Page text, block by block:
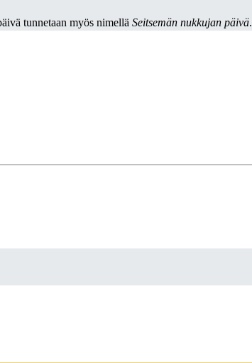
tunnetaan myös nimellä Seitsemän nukkujan päivä.